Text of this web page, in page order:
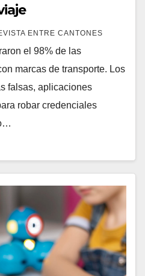
ENTRE CANTONES
el 98% de las
marcas de transporte. Los
falsas, aplicaciones
robar credenciales